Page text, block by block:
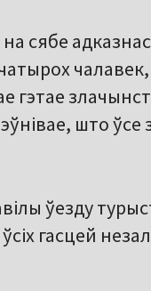
сябе
гэтае
што
ўезду
гасцей